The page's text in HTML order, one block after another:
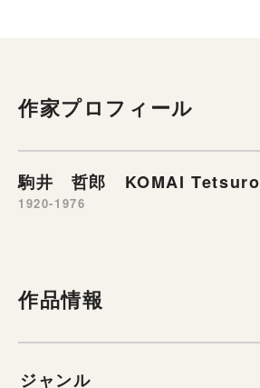
作家プロフィール
駒井 哲郎 KOMAI Tetsuro
1920-1976
作品情報
ジャンル